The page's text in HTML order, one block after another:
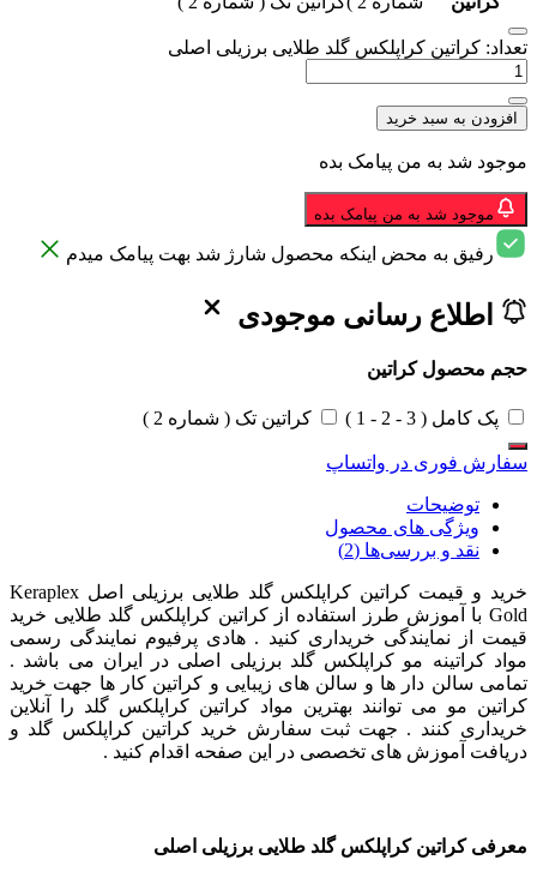
تعداد: کراتین کراپلکس گلد طلایی برزیلی اصلی
افزودن به سبد خرید
موجود شد به من پیامک بده
موجود شد به من پیامک بده
رفیق به محض اینکه محصول شارژ شد بهت پیامک میدم
اطلاع رسانی موجودی
حجم محصول کراتین
پک کامل ( 3 - 2 - 1 ) کراتین تک ( شماره 2 )
سفارش فوری در واتساپ
توضیحات
ویژگی های محصول
نقد و بررسی‌ها (2)
خرید و قیمت کراتین کراپلکس گلد طلایی برزیلی اصل Keraplex
Gold با آموزش طرز استفاده از کراتین کراپلکس گلد طلایی خرید
قیمت از نمایندگی خریداری کنید . هادی پرفیوم نمایندگی رسمی
مواد کراتینه مو کراپلکس گلد برزیلی اصلی در ایران می باشد .
تمامی سالن دار ها و سالن های زیبایی و کراتین کار ها جهت خرید
کراتین مو می توانند بهترین مواد کراتین کراپلکس گلد را آنلاین
خریداری کنند . جهت ثبت سفارش خرید کراتین کراپلکس گلد و
دریافت آموزش های تخصصی در این صفحه اقدام کنید .
معرفی کراتین کراپلکس گلد طلایی برزیلی اصلی